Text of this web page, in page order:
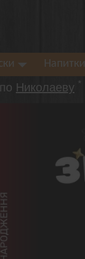
Напитки
Николаеву *